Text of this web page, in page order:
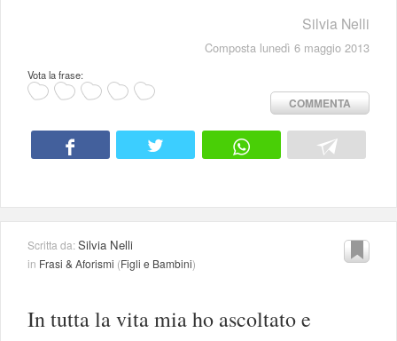
Silvia Nelli
Composta lunedì 6 maggio 2013
Vota la frase:
COMMENTA
Scritta da:Silvia Nelli
in Frasi & Aforismi (Figli e Bambini)
In tutta la vita mia ho ascoltato e